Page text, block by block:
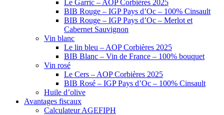
Le Garric – AOP Corbières 2025
BIB Rouge – IGP Pays d’Oc – 100% Cinsault
BIB Rouge – IGP Pays d’Oc – Merlot et
Cabernet Sauvignon
Vin blanc
Le lin bleu – AOP Corbières 2025
BIB Blanc – Vin de France – 100% bouquet
Vin rosé
Le Cers – AOP Corbières 2025
BIB Rosé – IGP Pays d’Oc – 100% Cinsault
Huile d’olive
Avantages fiscaux
Calculateur AGEFIPH